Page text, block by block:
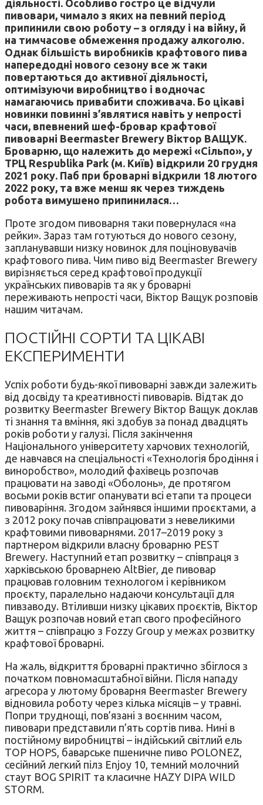
діяльності. Особливо гостро це відчули
пивовари, чимало з яких на певний період
припинили свою роботу – з огляду і на війну, й
на тимчасове обмеження продажу алкоголю.
Однак більшість виробників крафтового пива
напередодні нового сезону все ж таки
повертаються до активної діяльності,
оптимізуючи виробництво і водночас
намагаючись привабити споживача. Бо цікаві
новинки повинні з’являтися навіть у непрості
часи, впевнений шеф-бровар крафтової
пивоварні Beermaster Brewery Віктор ВАЩУК.
Броварню, що належить до мережі «Сільпо», у
ТРЦ Respublika Park (м. Київ) відкрили 20 грудня
2021 року. Паб при броварні відкрили 18 лютого
2022 року, та вже менш як через тиждень
робота вимушено припинилася…
Проте згодом пивоварня таки повернулася «на
рейки». Зараз там готуються до нового сезону,
запланувавши низку новинок для поціновувачів
крафтового пива. Чим пиво від Beermaster Brewery
вирізняється серед крафтової продукції
українських пивоварів та як у броварні
переживають непрості часи, Віктор Ващук розповів
нашим читачам.
ПОСТІЙНІ СОРТИ ТА ЦІКАВІ
ЕКСПЕРИМЕНТИ
Успіх роботи будь-якої пивоварні завжди залежить
від досвіду та креативності пивоварів. Відтак до
розвитку Beermaster Brewery Віктор Ващук доклав
ті знання та вміння, які здобув за понад двадцять
років роботи у галузі. Після закінчення
Національного університету харчових технологій,
де навчався на спеціальності «Технологія бродіння і
виноробство», молодий фахівець розпочав
працювати на заводі «Оболонь», де протягом
восьми років встиг опанувати всі етапи та процеси
пивоваріння. Згодом зайнявся іншими проєктами, а
з 2012 року почав співпрацювати з невеликими
крафтовими пивоварнями. 2017–2019 року з
партнером відкрили власну броварню PEST
Brewery. Наступний етап розвитку – співпраця з
харківською броварнею AltBier, де пивовар
працював головним технологом і керівником
проєкту, паралельно надаючи консультації для
пивзаводу. Втіливши низку цікавих проєктів, Віктор
Ващук розпочав новий етап свого професійного
життя – співпрацю з Fozzy Group у межах розвитку
крафтової броварні.
На жаль, відкриття броварні практично збіглося з
початком повномасштабної війни. Після нападу
агресора у лютому броварня Beermaster Brewery
відновила роботу через кілька місяців – у травні.
Попри труднощі, пов’язані з воєнним часом,
пивовари представили п’ять сортів пива. Нині в
постійному виробництві – індійський світлий ель
TOP HOPS, баварське пшеничне пиво POLONEZ,
сесійний легкий пілз Enjoy 10, темний молочний
стаут BOG SPIRIT та класичне HAZY DIPA WILD
STORM.